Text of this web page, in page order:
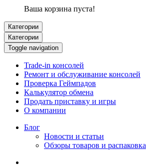
Ваша корзина пуста!
Категории
Категории
Toggle navigation
Trade-in консолей
Ремонт и обслуживание консолей
Проверка Геймпадов
Калькулятор обмена
Продать приставку и игры
О компании
Блог
Новости и статьи
Обзоры товаров и распаковка